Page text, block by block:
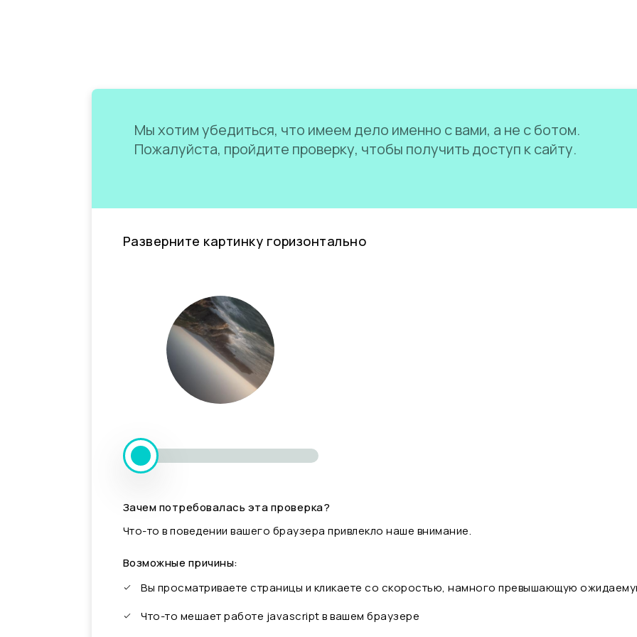
Мы хотим убедиться, что имеем дело именно с вами, а не с ботом.
Пожалуйста, пройдите проверку, чтобы получить доступ к сайту.
Разверните картинку горизонтально
Зачем потребовалась эта проверка?
Что-то в поведении вашего браузера привлекло наше внимание.
Возможные причины:
Вы просматриваете страницы и кликаете со скоростью, намного превышающую
Что-то мешает работе javascript в вашем браузере